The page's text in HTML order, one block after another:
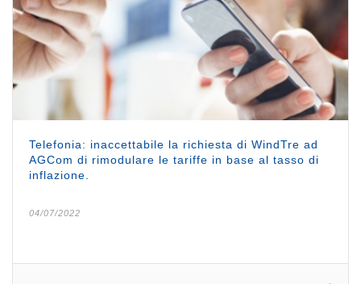
Telefonia: inaccettabile la richiesta di WindTre ad
AGCom di rimodulare le tariffe in base al tasso di
inflazione.
04/07/2022